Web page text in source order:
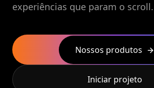
experiências que param o scroll.
Nossos produtos
Iniciar projeto